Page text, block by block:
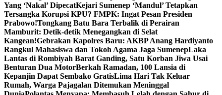
Yang ‘Nakal’ DipecatKejari Sumenep ‘Mandul’ Tetapkan
Tersangka Korupsi KPU? FMPK: Ingat Pesan Presiden
Prabowo!Tongkang Batu Bara Terbalik di Perairan
Mamburit: Detik-detik Menegangkan di Selat
Kangean!Gebrakan Kapolres Baru: AKBP Anang Hardiyanto
Rangkul Mahasiswa dan Tokoh Agama Jaga SumenepLaka
Lantas di Rombiyah Barat Ganding, Satu Korban Jiwa Usai
Benturan Dua MotorBerkah Ramadan, 100 Lansia di
Kepanjin Dapat Sembako GratisLima Hari Tak Keluar
Rumah, Warga Pajagalan Ditemukan Meninggal